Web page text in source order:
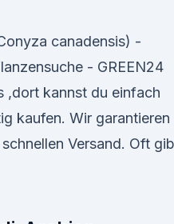
canadensis) -
- GREEN24
,dort kannst du einfach
kaufen. Wir garantieren
Versand. Oft